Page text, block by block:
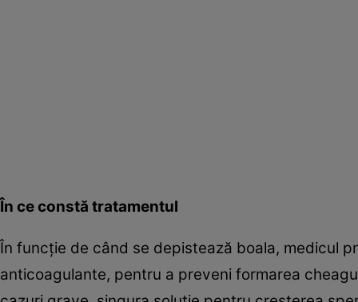
În ce constă tratamentul
În funcţie de când se depistează boala, medicul
anticoagulante, pentru a preveni formarea